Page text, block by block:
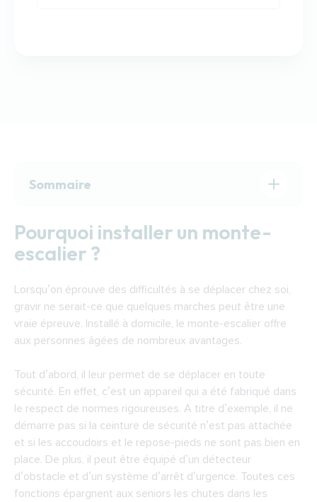
Sommaire
Quel monte-escalier installer ?
Le fonctionnement d’un monte-escalier
Laon
Trouver un installateur de monte-escaliers à
Laon
Pourquoi installer un monte-
escalier ?
Lorsqu’on éprouve des difficultés à se déplacer chez soi,
gravir ne serait-ce que quelques marches peut être une
vraie épreuve. Installé à domicile, le monte-escalier offre
aux personnes âgées de nombreux avantages.
Tout d’abord, il leur permet de se déplacer en toute
sécurité. En effet, c’est un appareil qui a été fabriqué dans
le respect de normes rigoureuses. A titre d’exemple, il ne
démarre pas si la ceinture de sécurité n’est pas attachée
et si les accoudoirs et le repose-pieds ne sont pas bien en
place. De plus, il peut être équipé d’un détecteur
d’obstacle et d’un système d’arrêt d’urgence. Toutes ces
fonctions épargnent aux seniors les chutes dans les